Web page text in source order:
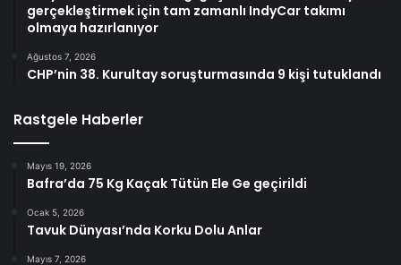
gerçekleştirmek için tam zamanlı IndyCar takımı
olmaya hazırlanıyor
Ağustos 7, 2026
CHP’nin 38. Kurultay soruşturmasında 9 kişi tutuklandı
Rastgele Haberler
Mayıs 19, 2026
Bafra’da 75 Kg Kaçak Tütün Ele Ge geçirildi
Ocak 5, 2026
Tavuk Dünyası’nda Korku Dolu Anlar
Mayıs 7, 2026